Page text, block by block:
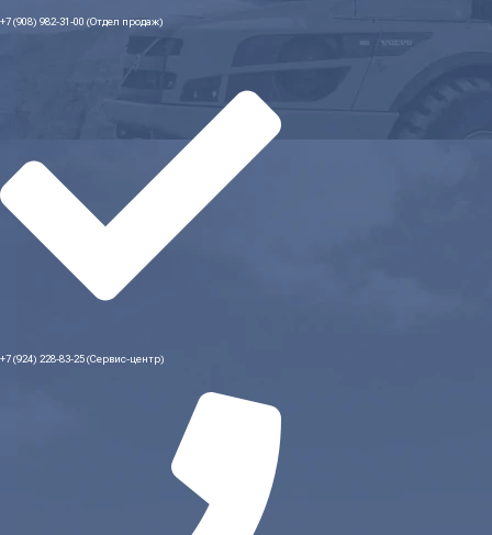
+7 (908) 982-31-00 (Отдел продаж)
+7 (924) 228-83-25 (Сервис-центр)